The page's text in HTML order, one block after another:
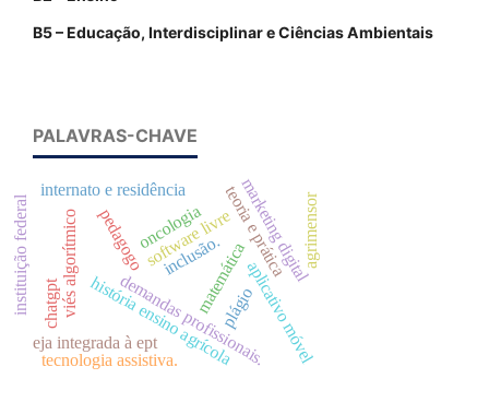
B5 – Educação, Interdisciplinar e Ciências Ambientais
PALAVRAS-CHAVE
história ensino agrícolaplágio
software livreteoria e prática
demandas profissionais.
pedagogo inclusão.
eja integrada à ept
viés algorítmico matemática
chatgpt
marketing digital
internato e residência
tecnologia assistiva. aplicativo móvel
instituição federal agrimensor
oncologia